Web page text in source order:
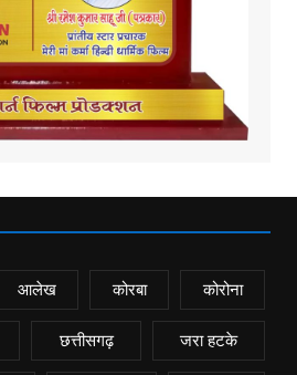
आलेख कोरबा कोरोना
छत्तीसगढ़ जरा हटके